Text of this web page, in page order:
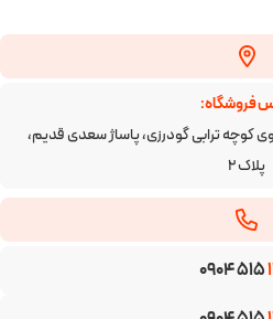
فروشگاه:
کوچه ترابی گودرزی، پاساژ سعدی قدیم،
پلاک ۲
0904 515